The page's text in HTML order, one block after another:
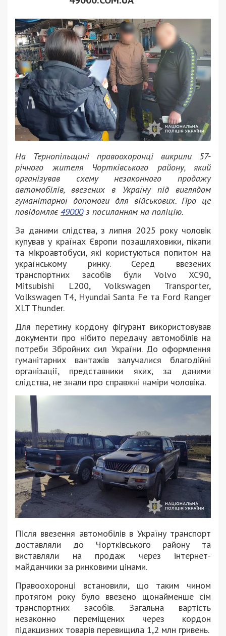
На Тернопільщині правоохоронці викрили 57-
річного жителя Чортківського району, який
організував схему незаконного продажу
автомобілів, ввезених в Україну під виглядом
гуманітарної допомоги для військових. Про це
повідомляє 49000з посиланням на поліцію.
За даними слідства, з липня 2025 року чоловік
купував у країнах Європи позашляховики, пікапи
та мікроавтобуси, які користуються попитом на
українському ринку. Серед ввезених
транспортних засобів були Volvo XC90,
Mitsubishi L200, Volkswagen Transporter,
Volkswagen T4, Hyundai Santa Fe та Ford Ranger
XLT Thunder.
Для перетину кордону фігурант використовував
документи про нібито передачу автомобілів на
потреби Збройних сил України. До оформлення
гуманітарних вантажів залучалися благодійні
організації, представники яких, за даними
слідства, не знали про справжні наміри чоловіка.
Після ввезення автомобілів в Україну транспорт
доставляли до Чортківського району та
виставляли на продаж через інтернет-
майданчики за ринковими цінами.
Правоохоронці встановили, що таким чином
протягом року було ввезено щонайменше сім
транспортних засобів. Загальна вартість
незаконно переміщених через кордон
підакцизних товарів перевищила 1,2 млн гривень.